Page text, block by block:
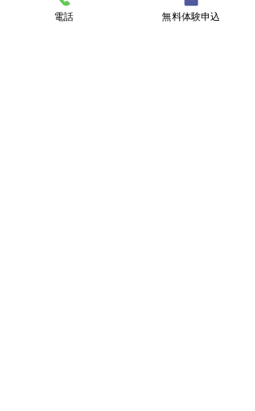
電話 無料体験申込